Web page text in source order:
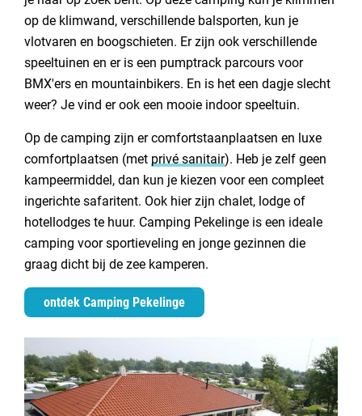
op de klimwand, verschillende balsporten, kun je
vlotvaren en boogschieten. Er zijn ook verschillende
speeltuinen en er is een pumptrack parcours voor
BMX'ers en mountainbikers. En is het een dagje slecht
weer? Je vind er ook een mooie indoor speeltuin.
Op de camping zijn er comfortstaanplaatsen en luxe
comfortplaatsen (met privé sanitair). Heb je zelf geen
kampeermiddel, dan kun je kiezen voor een compleet
ingerichte safaritent. Ook hier zijn chalet, lodge of
hotellodges te huur. Camping Pekelinge is een ideale
camping voor sportieveling en jonge gezinnen die
graag dicht bij de zee kamperen.
ontdek Camping Pekelinge